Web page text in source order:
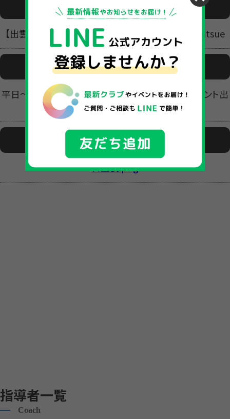
活動場所
【出雲】studio IAM izumo 【松江】studio IAM matsue
活動日時
平日〜土曜日：時間は各曜日により異なる ※イベント出
演のため日曜日はレッスンお休み
ファイル1
料金表.png
指導者一覧
Coach